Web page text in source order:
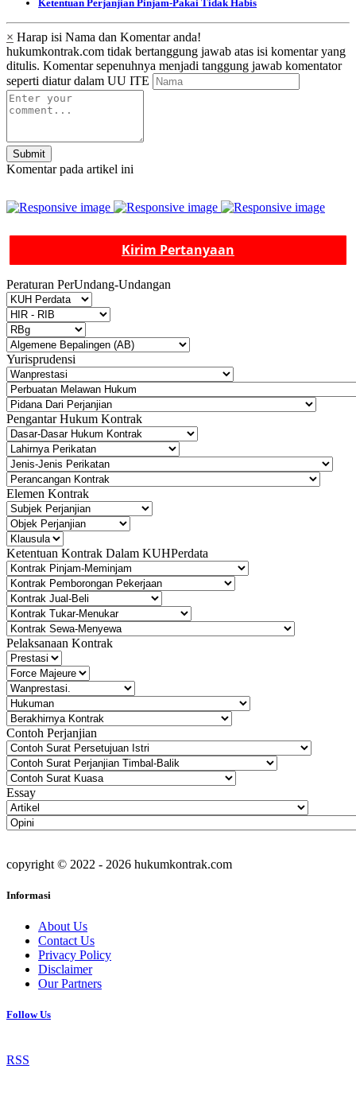
Ketentuan Perjanjian Pinjam-Pakai Tidak Habis
× Harap isi Nama dan Komentar anda!
hukumkontrak.com tidak bertanggung jawab atas isi komentar yang
ditulis. Komentar sepenuhnya menjadi tanggung jawab komentator
seperti diatur dalam UU ITE
Submit
Komentar pada artikel ini
Kirim Pertanyaan
Peraturan PerUndang-Undangan
Yurisprudensi
Pengantar Hukum Kontrak
Elemen Kontrak
Ketentuan Kontrak Dalam KUHPerdata
Pelaksanaan Kontrak
Contoh Perjanjian
Essay
copyright © 2022 - 2026 hukumkontrak.com
Informasi
About Us
Contact Us
Privacy Policy
Disclaimer
Our Partners
Follow Us
RSS